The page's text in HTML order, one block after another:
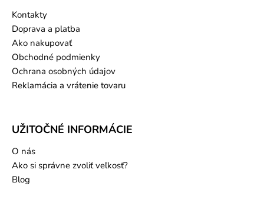
Kontakty
Doprava a platba
Ako nakupovať
Obchodné podmienky
Ochrana osobných údajov
Reklamácia a vrátenie tovaru
UŽITOČNÉ INFORMÁCIE
O nás
Ako si správne zvoliť veľkosť?
Blog